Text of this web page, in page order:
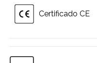
Certificado CE
Todos los productos